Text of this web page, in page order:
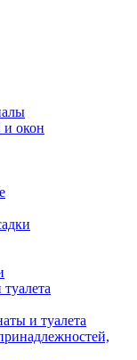
и окон
и туалета